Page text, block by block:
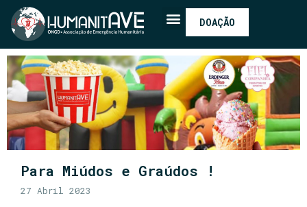
DOAÇÃO
Para Miúdos e Graúdos !
27 Abril 2023